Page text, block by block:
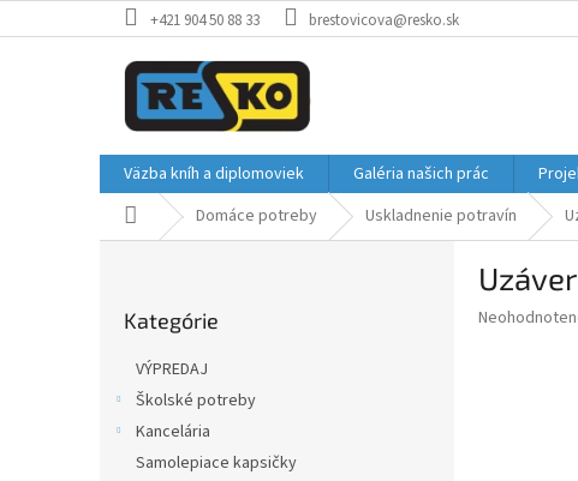
na
+421 904 50 88 33 brestovicova@resko.sk
Väzba kníh a diplomoviek Galéria našich prác
DomovDomáce potreby Uskladnenie potravín
kategórie
Kategórie
VÝPREDAJ
Školské potreby
Kancelária
Samolepiace kapsičky
Priemerné